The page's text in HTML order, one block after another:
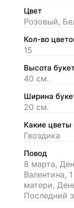
Цвет
Розовый,
Кол-во
15
Высота
40 см.
Ширина
20 см.
Какие
Гвоздика
Повод
8 марта,
Валентина,
матери,
Последний